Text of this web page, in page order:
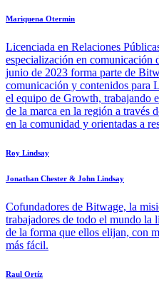
Mariquena Otermin
Licenciada en Relaciones
especialización en
junio de 2023 forma parte de
comunicación y contenidos para
el equipo de Growth, trabajando
de la marca en la región a través
en la comunidad y orientadas a
Roy Lindsay
Jonathan Chester & John Lindsay
Cofundadores de Bitwage, la
trabajadores de todo el mundo la
de la forma que ellos elijan, con
más fácil.
Raul Ortíz